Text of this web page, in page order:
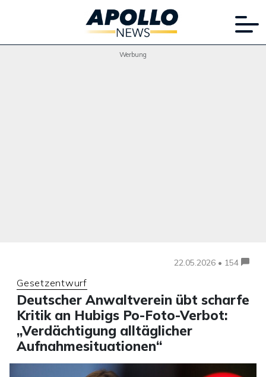
Werbung
22.05.2026 • 154
Gesetzentwurf
Deutscher Anwaltverein übt scharfe
Kritik an Hubigs Po-Foto-Verbot:
„Verdächtigung alltäglicher
Aufnahmesituationen“